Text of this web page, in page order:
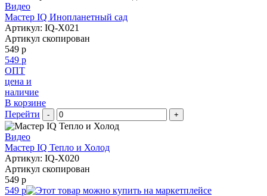
Видео
Мастер IQ Инопланетный сад
Артикул: IQ-X021
Артикул скопирован
549 р
549 р
ОПТ
цена и
наличие
В корзине
Перейти
- +
Видео
Мастер IQ Тепло и Холод
Артикул: IQ-X020
Артикул скопирован
549 р
549 р